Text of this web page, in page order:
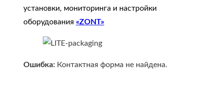
установки, мониторинга и настройки
оборудования «ZONT»
Ошибка: Контактная форма не найдена.